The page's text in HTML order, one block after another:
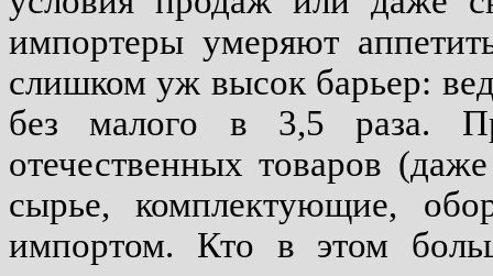
импортеры умеряют
слишком уж высок барьер:
без малого в 3,5 раза.
отечественных товаров
сырье, комплектующие,
импортом. Кто в этом